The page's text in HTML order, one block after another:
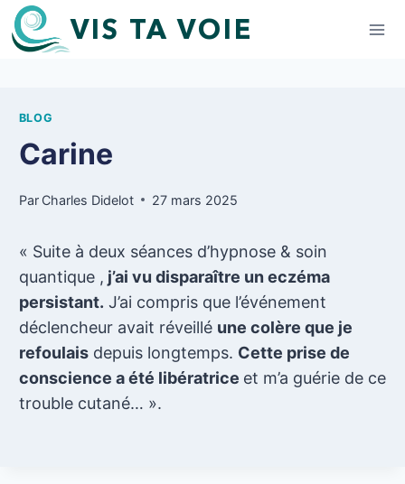
Aller
au
VIS TA VOIE
BLOG
Carine
Par Charles Didelot 27 mars 2025
« Suite à deux séances d’hypnose & soin
quantique , j’ai vu disparaître un eczéma
persistant. J’ai compris que l’événement
déclencheur avait réveillé une colère que je
refoulaisdepuis longtemps. Cette prise de
conscience a été libératrice et m’a guérie de ce
trouble cutané… ».